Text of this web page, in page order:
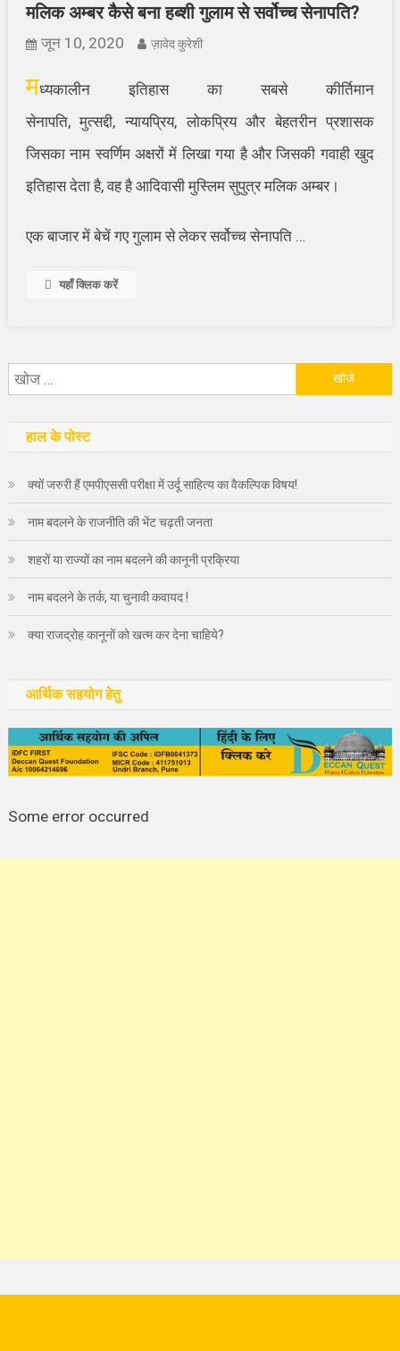
मलिक अम्बर कैसे बना हब्शी गुलाम से सर्वोच्च सेनापति?
जून 10, 2020 ज़ावेद कुरेशी
मध्यकालीन इतिहास का सबसे कीर्तिमान
सेनापति, मुत्सद्दी, न्यायप्रिय, लोकप्रिय और बेहतरीन प्रशासक
जिसका नाम स्वर्णिम अक्षरों में लिखा गया है और जिसकी गवाही खुद
इतिहास देता है, वह है आदिवासी मुस्लिम सुपुत्र मलिक अम्बर।
एक बाजार में बेचें गए गुलाम से लेकर सर्वोच्च सेनापति …
यहाँ क्लिक करें
हाल के पोस्ट
क्यों जरुरी हैं एमपीएससी परीक्षा में उर्दू साहित्य का वैकल्पिक विषय!
नाम बदलने के राजनीति की भेंट चढ़ती जनता
शहरों या राज्यों का नाम बदलने की कानूनी प्रक्रिया
नाम बदलने के तर्क, या चुनावी कवायद !
क्या राजद्रोह कानूनों को खत्म कर देना चाहिये?
आर्थिक सहयोग हेतु
Some error occurred